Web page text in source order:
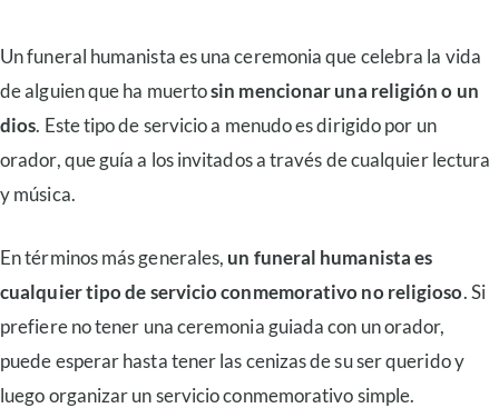
Un funeral humanista es una ceremonia que celebra la vida
de alguien que ha muertosin mencionar una religión o un
dios. Este tipo de servicio a menudo es dirigido por un
orador, que guía a los invitados a través de cualquier lectura
y música.
En términos más generales, un funeral humanista es
cualquier tipo de servicio conmemorativo no religioso. Si
prefiere no tener una ceremonia guiada con un orador,
puede esperar hasta tener las cenizas de su ser querido y
luego organizar un servicio conmemorativo simple.